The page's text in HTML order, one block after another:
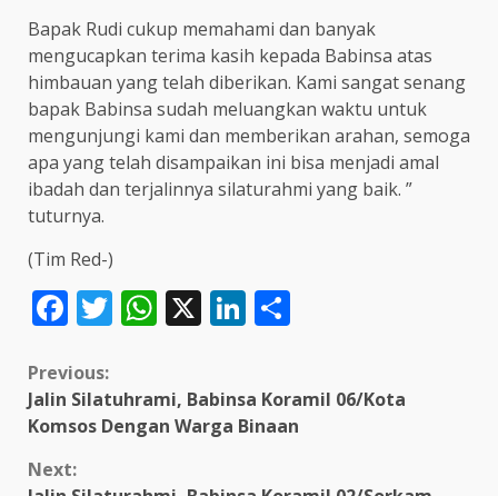
Bapak Rudi cukup memahami dan banyak
mengucapkan terima kasih kepada Babinsa atas
himbauan yang telah diberikan. Kami sangat senang
bapak Babinsa sudah meluangkan waktu untuk
mengunjungi kami dan memberikan arahan, semoga
apa yang telah disampaikan ini bisa menjadi amal
ibadah dan terjalinnya silaturahmi yang baik. ”
tuturnya.
(Tim Red-)
Facebook
Twitter
WhatsApp
X LinkedIn
Continue
Reading
Previous:
Jalin Silatuhrami, Babinsa Koramil 06/Kota
Komsos Dengan Warga Binaan
Next: